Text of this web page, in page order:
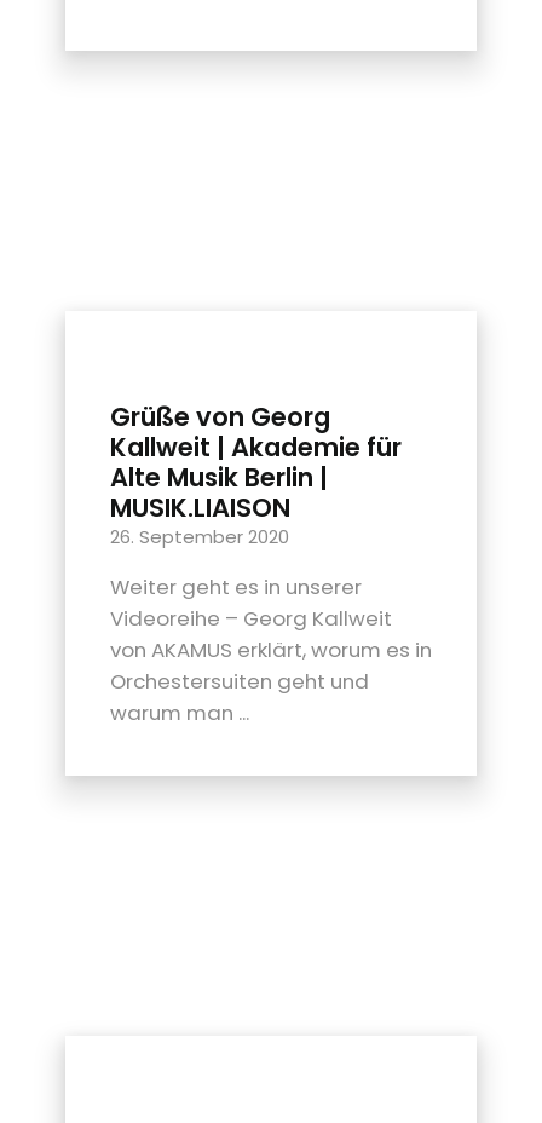
Grüße von Georg
Kallweit | Akademie für
Alte Musik Berlin |
MUSIK.LIAISON
26. September 2020
Weiter geht es in unserer
Videoreihe – Georg Kallweit
von AKAMUS erklärt, worum es in
Orchestersuiten geht und
warum man ...